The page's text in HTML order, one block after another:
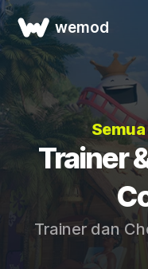
wemod
Trainer
Trainer dan